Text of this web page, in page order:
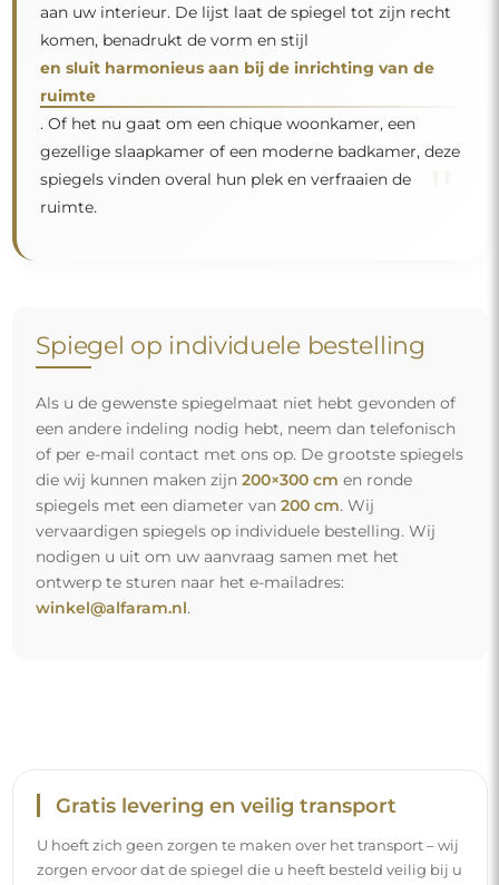
die wij kunnen maken zijn200×300 cmen ronde
spiegels met een diameter van 200 cm
vervaardigen spiegels op individuele bestelling. Wij
nodigen u uit om uw aanvraag samen met het
ontwerp te sturen naar het e-mailadres:
winkel@alfaram.nl
Gratis levering en veilig transport
zorgen ervoor dat de spiegel die u heeft besteld veilig bij u
aankomt, en dat volledig kosteloos. Wij beschikken over
ons eigen wagenpark en opgeleid personeel, daarom
kunnen wij u garanderen dat de spiegel in perfecte staat
aankomt, zonder bijkomende kosten. Zelfs als u een
spiegel met grote afmetingen bestelt, kunt u rekenen op
een snelle levering.
Bekijk hoe wij onze spiegels verpakken.